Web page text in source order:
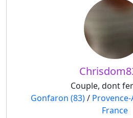
Couple, dont
Gonfaron (83)/
France